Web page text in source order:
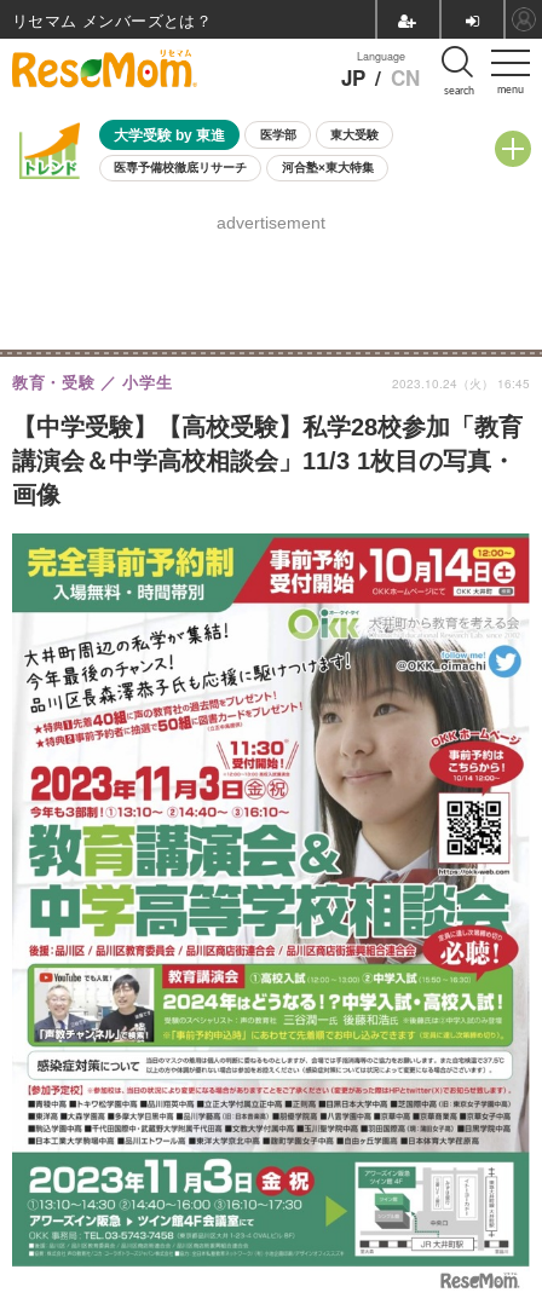
menu
Language
JP / CN search
大学受験 by 東進 医学部 東大受験
医専予備校徹底リサーチ 河合塾×東大特集
8月開催学校説明会・相談会
advertisement
【中学受験】【高校受験】私学28校参加「教育
講演会＆中学高校相談会」11/3 1枚目の写真・
画像
教育・受験 小学生 2023.10.24（火） 16:45
リセマム メンバーズ